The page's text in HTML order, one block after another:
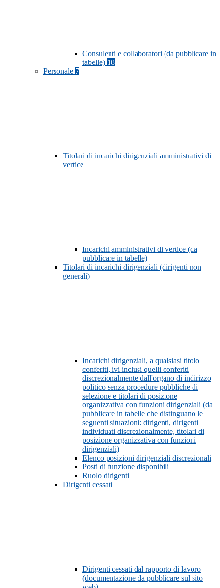
Consulenti e collaboratori (da pubblicare in
tabelle) 18
Personale 7
Titolari di incarichi dirigenziali amministrativi di
vertice
Incarichi amministrativi di vertice (da
pubblicare in tabelle)
Titolari di incarichi dirigenziali (dirigenti non
generali)
Incarichi dirigenziali, a qualsiasi titolo
conferiti, ivi inclusi quelli conferiti
discrezionalmente dall'organo di indirizzo
politico senza procedure pubbliche di
selezione e titolari di posizione
organizzativa con funzioni dirigenziali (da
pubblicare in tabelle che distinguano le
seguenti situazioni: dirigenti, dirigenti
individuati discrezionalmente, titolari di
posizione organizzativa con funzioni
dirigenziali)
Elenco posizioni dirigenziali discrezionali
Posti di funzione disponibili
Ruolo dirigenti
Dirigenti cessati
Dirigenti cessati dal rapporto di lavoro
(documentazione da pubblicare sul sito